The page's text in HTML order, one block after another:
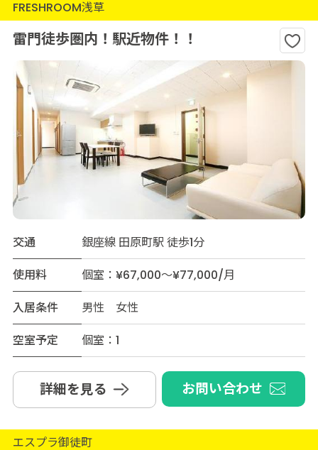
FRESHROOM浅草
雷門徒歩圏内！駅近物件！！
交通
銀座線 田原町駅 徒歩1分
使用料
個室：¥67,000～¥77,000/月
入居条件
男性 女性
空室予定
個室：1
詳細を見る お問い合わせ
エスプラ御徒町